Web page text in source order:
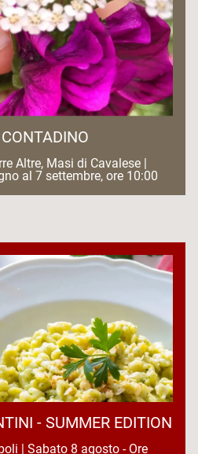
Altre, Masi di Cavalese |
al 7 settembre, ore 10:00
- SUMMER EDITION
| Sabato 8 agosto - Ore